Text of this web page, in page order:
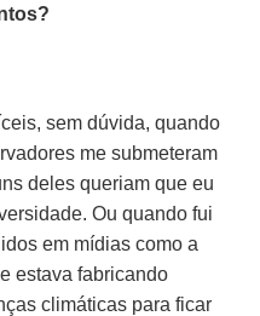
sem dúvida, quando
me submeteram
deles queriam que eu
Ou quando fui
em mídias como a
estava fabricando
climáticas para ficar